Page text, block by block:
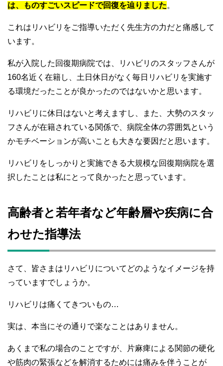
は、ものすごいスピードで回復を辿りました。
これはリハビリをご指導いただく先生方の力だと痛感して
います。
私が入院した回復期病院では、リハビリのスタッフさんが
160名近く在籍し、土日休日がなく毎日リハビリを実施す
る環境だったことが良かったのではないかと思います。
リハビリに休日はないと考えますし、また、大勢のスタッ
フさんが在籍されている関係で、病院全体の雰囲気という
かモチベーションが高いことも大きな要因だと思います。
リハビリをしっかりと実施できる大規模な回復期病院を選
択したことは私にとって良かったと思っています。
高齢者と若年者など年齢層や疾病に合
わせた指導法
さて、皆さまはリハビリについてどのようなイメージを持
っていますでしょうか。
リハビリは痛くてきついもの…
実は、本当にその通りで楽なことはありません。
あくまで私の場合のことですが、片麻痺による関節の硬化
や筋肉の緊張などを解消するためには痛みを伴うことが